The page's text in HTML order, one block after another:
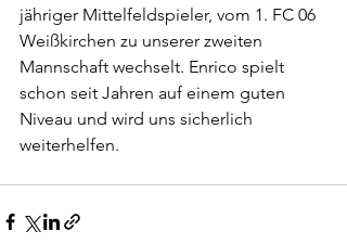
jähriger Mittelfeldspieler, vom 1. FC 06
Weißkirchen zu unserer zweiten
Mannschaft wechselt. Enrico spielt
schon seit Jahren auf einem guten
Niveau und wird uns sicherlich
weiterhelfen.